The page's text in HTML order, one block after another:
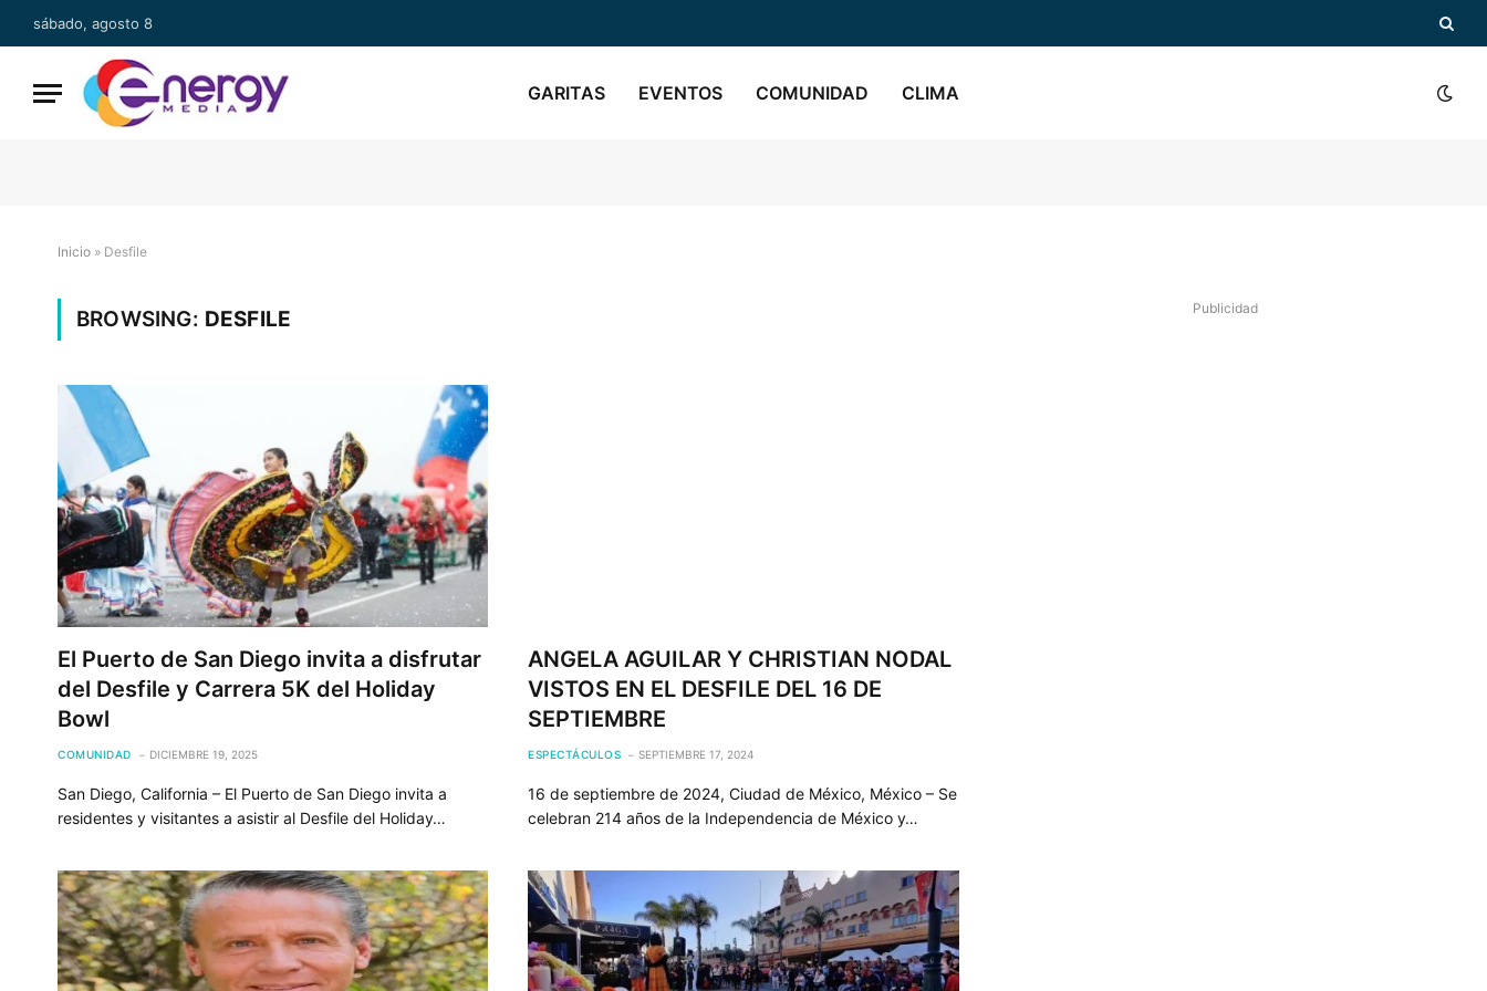
sábado, agosto 8
GARITAS EVENTOS COMUNIDAD CLIMA
Inicio » Desfile
BROWSING: DESFILE
El Puerto de San Diego invita a disfrutar
del Desfile y Carrera 5K del Holiday
Bowl
COMUNIDAD DICIEMBRE 19, 2025
San Diego, California – El Puerto de San Diego invita a
residentes y visitantes a asistir al Desfile del Holiday…
ANGELA AGUILAR Y CHRISTIAN NODAL
VISTOS EN EL DESFILE DEL 16 DE
SEPTIEMBRE
ESPECTÁCULOS SEPTIEMBRE 17, 2024
16 de septiembre de 2024, Ciudad de México, México – Se
celebran 214 años de la Independencia de México y…
Publicidad